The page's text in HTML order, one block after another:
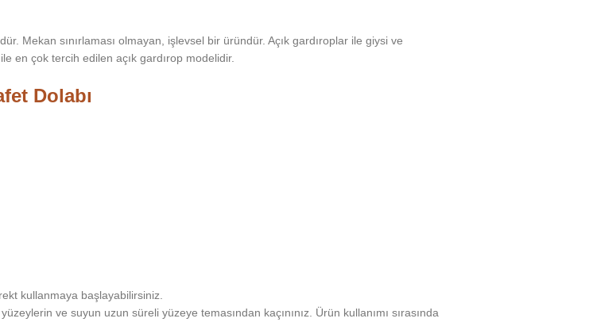
Mekan sınırlaması olmayan, işlevsel bir üründür. Açık gardıroplar ile giysi ve
en çok tercih edilen açık gardırop modelidir.
Dolabı
kullanmaya başlayabilirsiniz.
ve suyun uzun süreli yüzeye temasından kaçınınız. Ürün kullanımı sırasında